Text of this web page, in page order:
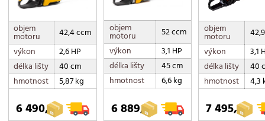
objem
motoru
42,4 ccm
výkon
2,6 HP
délka lišty
40 cm
hmotnost
5,87 kg
6 490,-
objem
motoru
52 ccm
výkon
3,1 HP
délka lišty
45 cm
hmotnost
6,6 kg
6 889,-
objem
motoru
výkon
3,1
délka lišty
40
hmotnost
4,3
7 495,-